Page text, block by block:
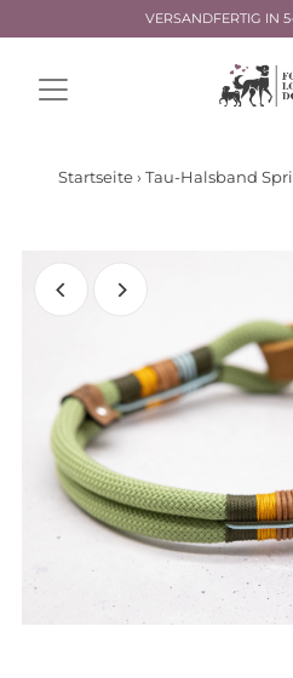
VERSANDFERTIG IN
Startseite› Tau-Halsband